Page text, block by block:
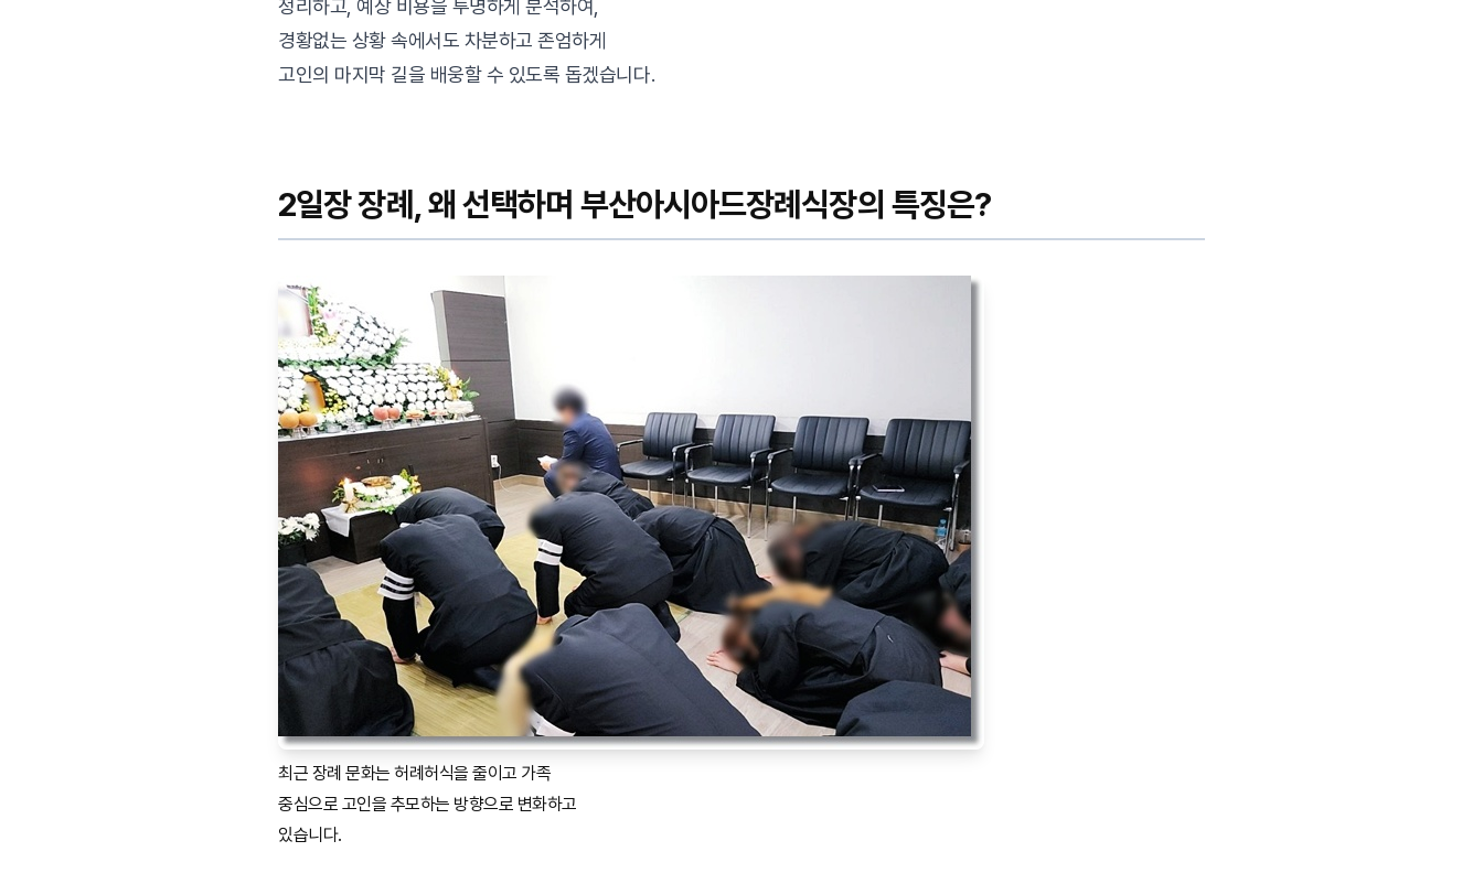
정리하고, 예상 비용을 투명하게 분석하여,
경황없는 상황 속에서도 차분하고 존엄하게
고인의 마지막 길을 배웅할 수 있도록 돕겠습니다.
2일장 장례, 왜 선택하며 부산아시아드장례식장의 특징은?
최근 장례 문화는 허례허식을 줄이고 가족
중심으로 고인을 추모하는 방향으로 변화하고
있습니다.